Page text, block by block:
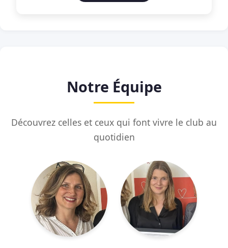
Notre Équipe
Découvrez celles et ceux qui font vivre le club au
quotidien